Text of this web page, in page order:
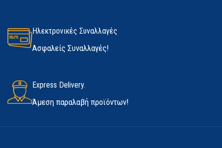
Ηλεκτρονικές Συναλλαγές
Ασφαλείς Συναλλαγές!
Express Delivery.
Άμεση παραλαβή προϊόντων!